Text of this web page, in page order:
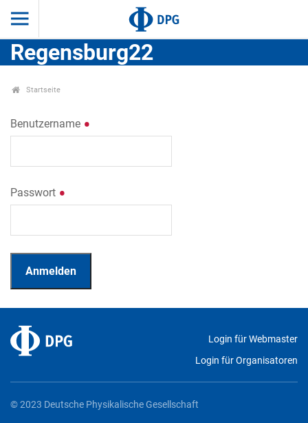
Regensburg22
Startseite
Benutzername
Passwort
Login für Webmaster
Login für Organisatoren
© 2023 Deutsche Physikalische Gesellschaft